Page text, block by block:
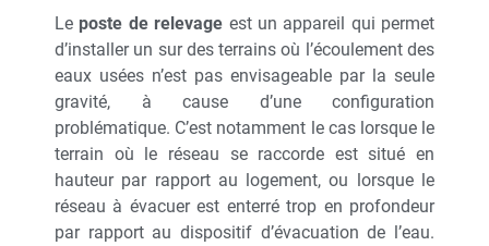
Le poste de relevage est un appareil qui permet
d’installer un sur des terrains où l’écoulement des
eaux usées n’est pas envisageable par la seule
gravité, à cause d’une configuration
problématique. C’est notamment le cas lorsque le
terrain où le réseau se raccorde est situé en
hauteur par rapport au logement, ou lorsque le
réseau à évacuer est enterré trop en profondeur
par rapport au dispositif d’évacuation de l’eau.